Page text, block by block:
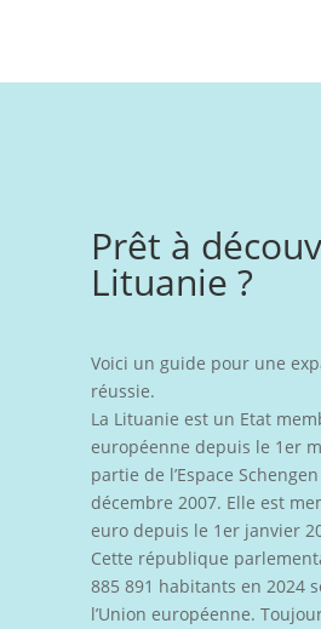
Prêt à
Lituanie ?
Voici un guide pour une
réussie.
La Lituanie est un Etat
européenne depuis le 1er
partie de l’Espace
décembre 2007. Elle est
euro depuis le 1er janvier
Cette république
885 891 habitants en 2024
l’Union européenne.